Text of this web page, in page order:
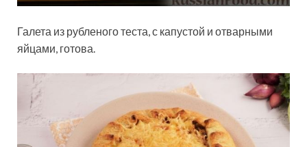
Галета из рубленого теста, с капустой и отварными
яйцами, готова.